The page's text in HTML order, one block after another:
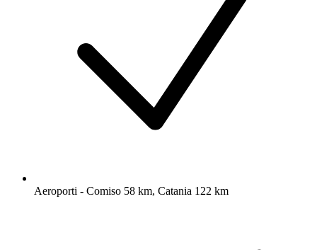
Aeroporti - Comiso 58 km, Catania 122 km